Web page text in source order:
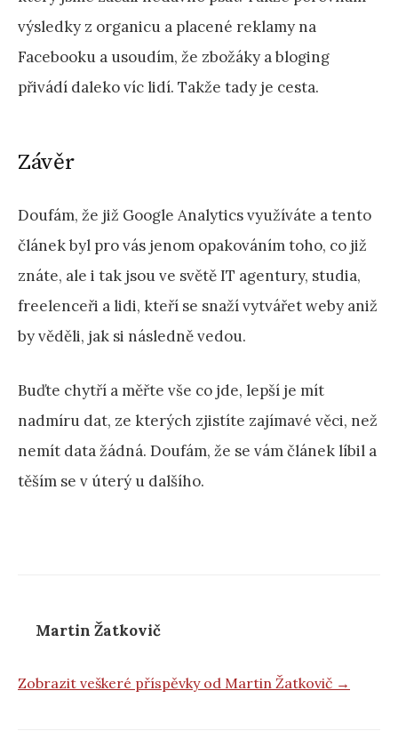
výsledky z organicu a placené reklamy na
Facebooku a usoudím, že zbožáky a bloging
přivádí daleko víc lidí. Takže tady je cesta.
Závěr
Doufám, že již Google Analytics využíváte a tento
článek byl pro vás jenom opakováním toho, co již
znáte, ale i tak jsou ve světě IT agentury, studia,
freelenceři a lidi, kteří se snaží vytvářet weby aniž
by věděli, jak si následně vedou.
Buďte chytří a měřte vše co jde, lepší je mít
nadmíru dat, ze kterých zjistíte zajímavé věci, než
nemít data žádná. Doufám, že se vám článek líbil a
těším se v úterý u dalšího.
Martin Žatkovič
Zobrazit veškeré příspěvky od Martin Žatkovič →